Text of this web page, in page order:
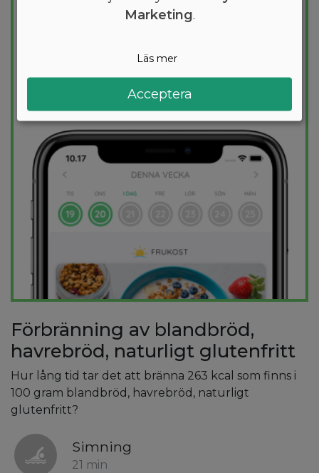
viktminskning. En dietplan är skräddarsydd
säkerställer att du håller dig inom ditt
GRATIS
Förbränning av blandbröd,
havrebröd, naturligt glutenfritt
Hur lång tid tar det att bränna 263 kcal som finns i
100 gram blandbröd, havrebröd, naturligt
glutenfritt?
Simning
21 min
Marketing.
Läs mer
Acceptera